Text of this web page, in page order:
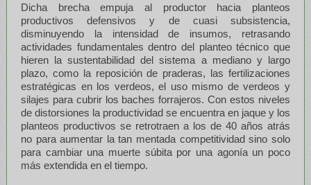
Dicha brecha empuja al productor hacia planteos
productivos defensivos y de cuasi subsistencia,
disminuyendo la intensidad de insumos, retrasando
actividades fundamentales dentro del planteo técnico que
hieren la sustentabilidad del sistema a mediano y largo
plazo, como la reposición de praderas, las fertilizaciones
estratégicas en los verdeos, el uso mismo de verdeos y
silajes para cubrir los baches forrajeros. Con estos niveles
de distorsiones la productividad se encuentra en jaque y los
planteos productivos se retrotraen a los de 40 años atrás
no para aumentar la tan mentada competitividad sino solo
para cambiar una muerte súbita por una agonía un poco
más extendida en el tiempo.